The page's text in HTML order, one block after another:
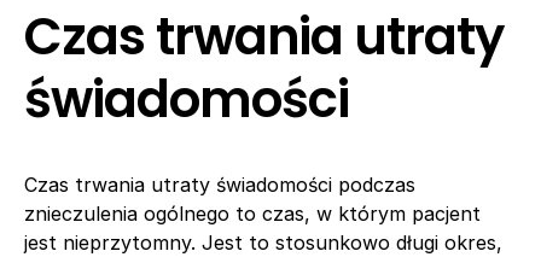
Czas trwania utraty
świadomości
Czas trwania utraty świadomości podczas
znieczulenia ogólnego to czas, w którym pacjent
jest nieprzytomny. Jest to stosunkowo długi okres,